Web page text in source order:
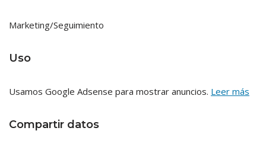
Marketing/Seguimiento
Uso
Usamos Google Adsense para mostrar anuncios. Leer más
Compartir datos